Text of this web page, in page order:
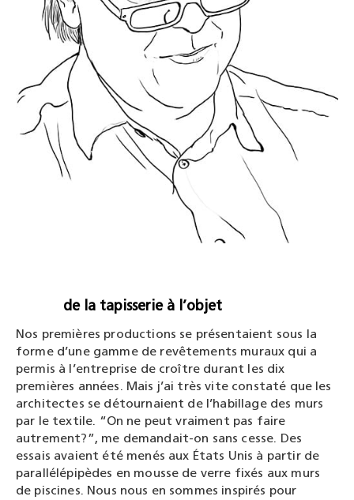
de la tapisserie à l’objet
Nos premières productions se présentaient sous la
forme d’une gamme de revêtements muraux qui a
permis à l’entreprise de croître durant les dix
premières années. Mais j’ai très vite constaté que les
architectes se détournaient de l’habillage des murs
par le textile. “On ne peut vraiment pas faire
autrement?”, me demandait-on sans cesse. Des
essais avaient été menés aux États Unis à partir de
parallélépipèdes en mousse de verre fixés aux murs
de piscines. Nous nous en sommes inspirés pour